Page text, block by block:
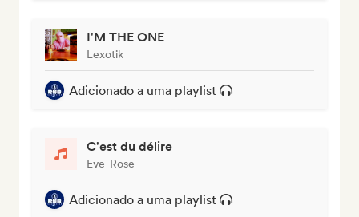
I'M THE ONE
Lexotik
Adicionado a uma playlist
C'est du délire
Eve-Rose
Adicionado a uma playlist